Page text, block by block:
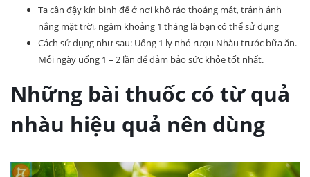
Ta cần đậy kín bình để ở nơi khô ráo thoáng mát, tránh ánh
nắng mặt trời, ngâm khoảng 1 tháng là bạn có thể sử dụng
Cách sử dụng như sau: Uống 1 ly nhỏ rượu Nhàu trước bữa ăn.
Mỗi ngày uống 1 – 2 lần để đảm bảo sức khỏe tốt nhất.
Những bài thuốc có từ quả
nhàu hiệu quả nên dùng